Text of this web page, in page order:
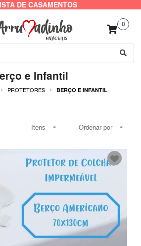
DE CASAMENTOS
0
e Infantil
PROTETORES BERÇO E INFANTIL
Itens Ordenar por